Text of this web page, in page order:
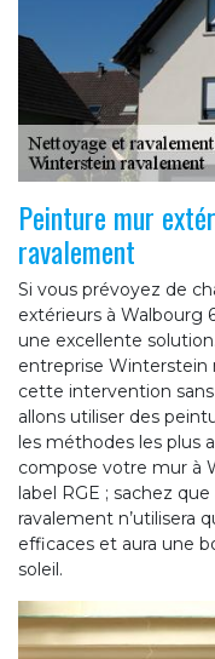
Peinture mur
ravalement
Si vous prévoyez de
extérieurs à Walbourg
une excellente
entreprise Winterstein
cette intervention
allons utiliser des
les méthodes les plus
compose votre mur à
label RGE ; sachez
ravalement n’utilisera
efficaces et aura une
soleil.